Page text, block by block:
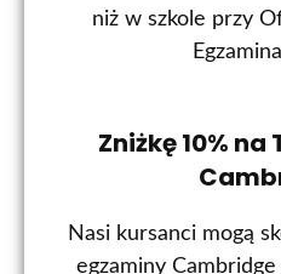
niż w szkole przy
Zniżkę 10%
Nasi kursanci mogą
egzaminy